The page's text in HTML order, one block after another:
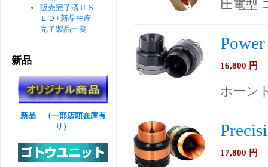
圧電型
16,800 円
ホーン
17,800 円
販売完了済ＵＳ
ＥＤ+新品生産
完了製品一覧
新品
新品 （一部店頭在庫有
り）